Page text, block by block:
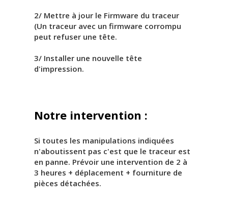
2/ Mettre à jour le Firmware du traceur
(Un traceur avec un firmware corrompu
peut refuser une tête.
3/ Installer une nouvelle tête
d'impression.
Notre intervention :
Si toutes les manipulations indiquées
n'aboutissent pas c'est que le traceur est
en panne. Prévoir une intervention de 2 à
3 heures + déplacement + fourniture de
pièces détachées.